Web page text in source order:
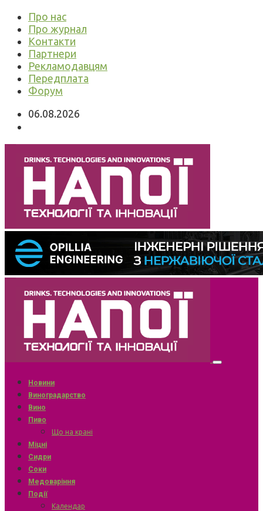
Про нас
Про журнал
Контакти
Партнери
Рекламодавцям
Передплата
Форум
06.08.2026
Новини
Виноградарство
Вино
Пиво
Що на крані
Міцні
Сидри
Соки
Медоваріння
Події
Календар